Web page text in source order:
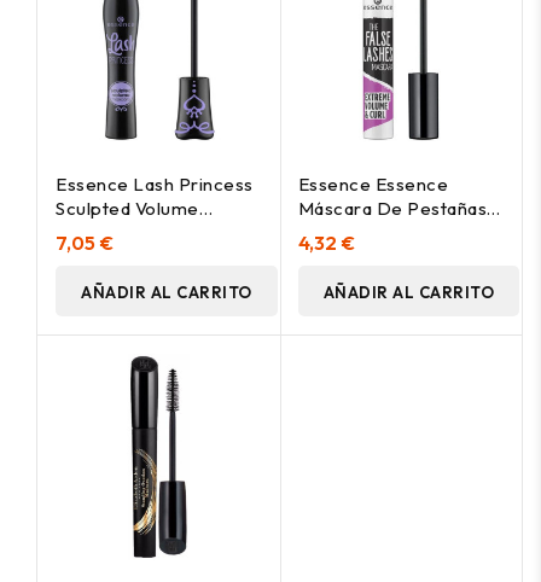
Essence Lash Princess
Sculpted Volume
Mascara 12Ml
7,05 €
AÑADIR AL CARRITO
Essence Essence
Máscara De Pestañas
The False Lashes
Volumen Y Rizo
Extremo 10Ml
4,32 €
AÑADIR AL CARRITO